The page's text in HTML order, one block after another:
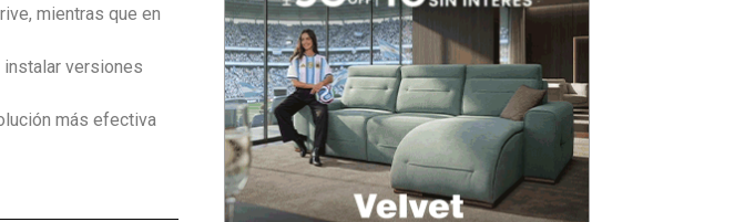
mientras que en
versiones
más efectiva